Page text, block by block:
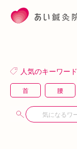
人気のキーワード
首 腰
頭痛 疲労